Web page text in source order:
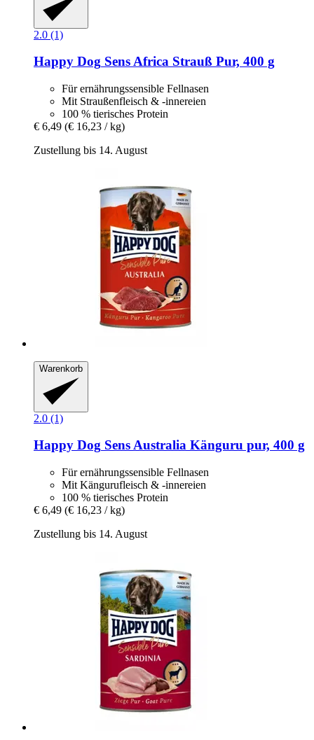
2.0 (1)
Happy Dog Sens Africa Strauß Pur, 400 g
Für ernährungssensible Fellnasen
Mit Straußenfleisch & -innereien
100 % tierisches Protein
€ 6,49 (€ 16,23 / kg)
Zustellung bis 14. August
Warenkorb
2.0 (1)
Happy Dog Sens Australia Känguru pur, 400 g
Für ernährungssensible Fellnasen
Mit Kängurufleisch & -innereien
100 % tierisches Protein
€ 6,49 (€ 16,23 / kg)
Zustellung bis 14. August